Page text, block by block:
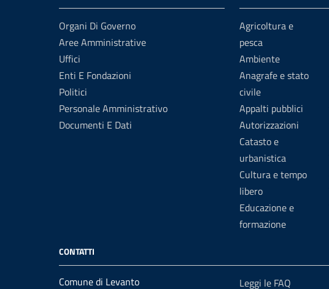
Organi Di Governo
Aree Amministrative
Uffici
Enti E Fondazioni
Politici
Personale Amministrativo
Documenti E Dati
Agricoltura e
pesca
Ambiente
Anagrafe e stato
civile
Appalti pubblici
Autorizzazioni
Catasto e
urbanistica
Cultura e tempo
libero
Educazione e
formazione
CONTATTI
Comune di Levanto Leggi le FAQ